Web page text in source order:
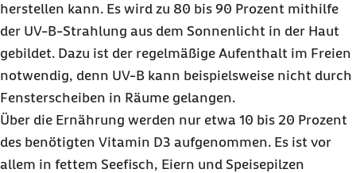
herstellen kann. Es wird zu 80 bis 90 Prozent mithilfe
der UV-B-Strahlung aus dem Sonnenlicht in der Haut
gebildet. Dazu ist der regelmäßige Aufenthalt im Freien
notwendig, denn UV-B kann beispielsweise nicht durch
Fensterscheiben in Räume gelangen.
Über die Ernährung werden nur etwa 10 bis 20 Prozent
des benötigten Vitamin D3 aufgenommen. Es ist vor
allem in fettem Seefisch, Eiern und Speisepilzen